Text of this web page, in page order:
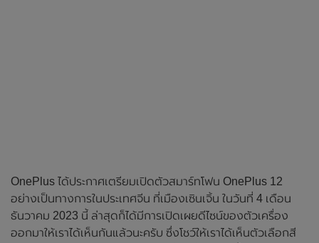
OnePlus ได้ประกาศเตรียมเปิดตัวสมาร์ทโฟน OnePlus 12
อย่างเป็นทางการในประเทศจีน ที่เมืองเซินเจิ้น ในวันที่ 4 เดือน
ธันวาคม 2023 นี้ ล่าสุดก็ได้มีการเปิดเผยดีไซน์ของตัวเครื่อง
ออกมาให้เราได้เห็นกันแล้วนะครับ ซึ่งโชว์ให้เราได้เห็นตัวเลือกสี